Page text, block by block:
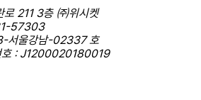
로 211 3층 ㈜위시켓
57303
서울강남-02337 호
호 : J1200020180019